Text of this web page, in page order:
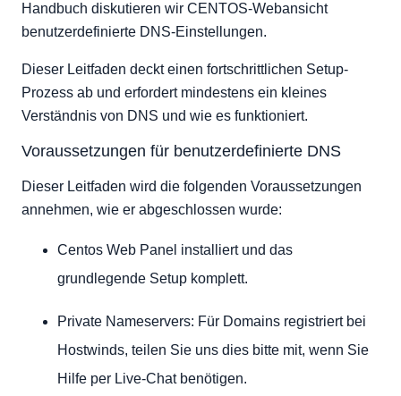
Handbuch diskutieren wir CENTOS-Webansicht
benutzerdefinierte DNS-Einstellungen.
Dieser Leitfaden deckt einen fortschrittlichen Setup-
Prozess ab und erfordert mindestens ein kleines
Verständnis von DNS und wie es funktioniert.
Voraussetzungen für benutzerdefinierte DNS
Dieser Leitfaden wird die folgenden Voraussetzungen
annehmen, wie er abgeschlossen wurde:
Centos Web Panel installiert und das
grundlegende Setup komplett.
Private Nameservers: Für Domains registriert bei
Hostwinds, teilen Sie uns dies bitte mit, wenn Sie
Hilfe per Live-Chat benötigen.